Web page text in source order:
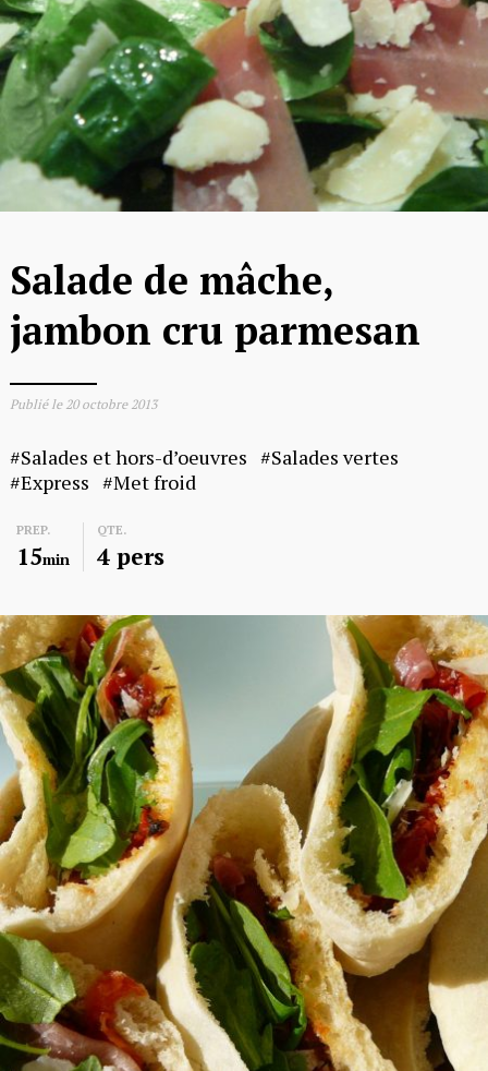
Salade de mâche,
jambon cru parmesan
Publié le 20 octobre 2013
Salades et hors-d’oeuvres
Salades vertes
Express
Met froid
PREP.
15min
QTE.
4 pers